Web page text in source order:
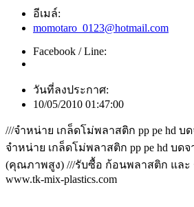
อีเมล์:
momotaro_0123@hotmail.com
Facebook / Line:
วันที่ลงประกาศ:
10/05/2010 01:47:00
///จำหน่าย เกล็ดโม่พลาสติก pp pe hd บ
จำหน่าย เกล็ดโม่พลาสติก pp pe hd บด
(คุณภาพสูง) ///รับซื้อ ก้อนพลาสติก และ
www.tk-mix-plastics.com